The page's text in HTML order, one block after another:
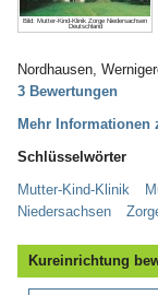
Bild: Mutter-Kind-Klinik Zorge Niedersachsen
Deutschland
Nordhausen,
3 Bewertungen
Mehr Informationen
Schlüsselwörter
Mutter-Kind-Klinik
Niedersachsen
Kureinrichtung